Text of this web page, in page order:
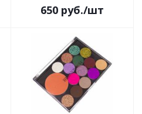
650 руб./шт